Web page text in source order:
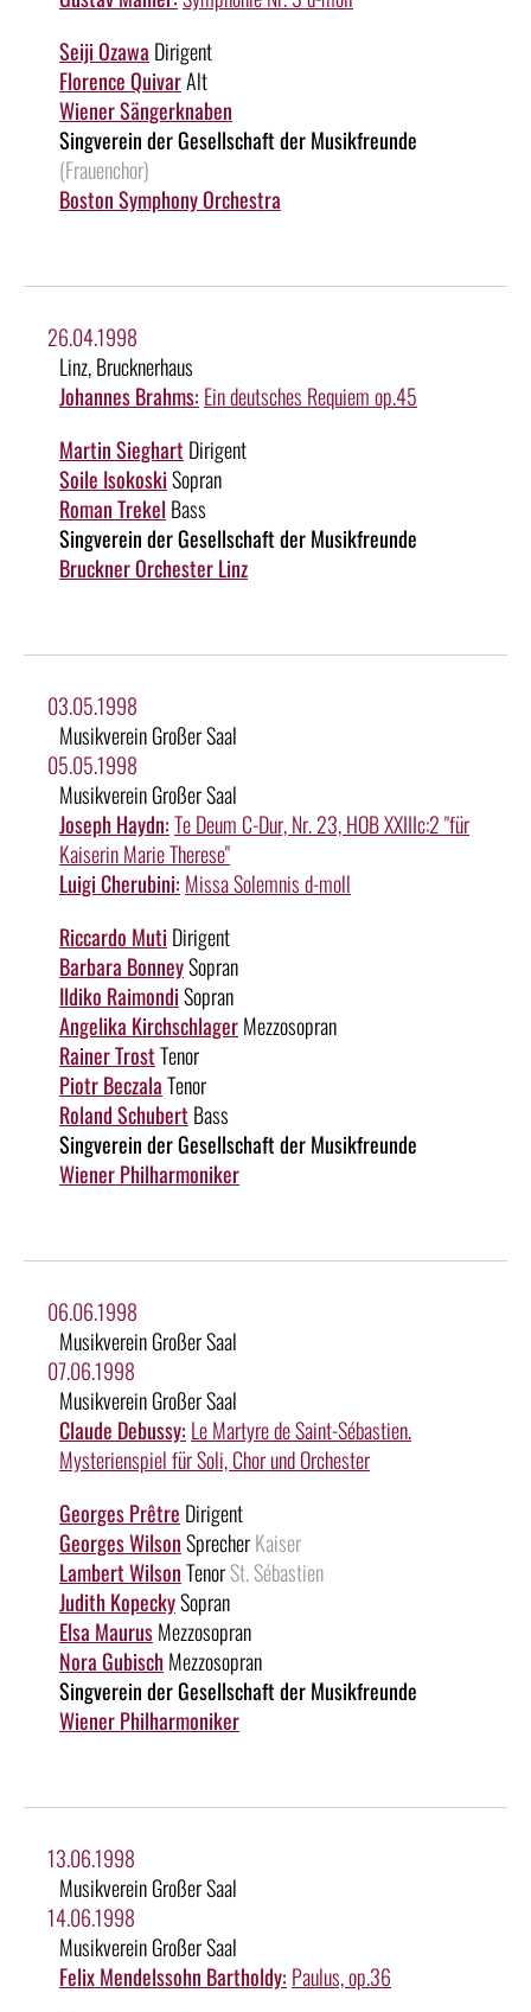
Seiji Ozawa Dirigent
Florence QuivarAlt
Wiener Sängerknaben
Singverein der Gesellschaft der Musikfreunde
(Frauenchor)
Boston Symphony Orchestra
26.04.1998
Linz, Brucknerhaus
Johannes Brahms: Ein deutsches Requiem op.45
Martin Sieghart Dirigent
Soile IsokoskiSopran
Roman Trekel Bass
Singverein der Gesellschaft der Musikfreunde
Bruckner Orchester Linz
03.05.1998
Musikverein Großer Saal
05.05.1998
Musikverein Großer Saal
Joseph Haydn:Te Deum C-Dur, Nr. 23, HOB XXIIIc:2 "für
Kaiserin Marie Therese"
Luigi Cherubini: Missa Solemnis d-moll
Riccardo Muti Dirigent
Barbara BonneySopran
Ildiko RaimondiSopran
Angelika KirchschlagerMezzosopran
Rainer TrostTenor
Piotr BeczalaTenor
Roland Schubert Bass
Singverein der Gesellschaft der Musikfreunde
Wiener Philharmoniker
06.06.1998
Musikverein Großer Saal
07.06.1998
Musikverein Großer Saal
Claude Debussy: Le Martyre de Saint-Sébastien.
Mysterienspiel für Soli, Chor und Orchester
Georges Prêtre Dirigent
Georges WilsonSprecherKaiser
Lambert WilsonTenorSt. Sébastien
Judith KopeckySopran
Elsa MaurusMezzosopran
Nora GubischMezzosopran
Singverein der Gesellschaft der Musikfreunde
Wiener Philharmoniker
13.06.1998
Musikverein Großer Saal
14.06.1998
Musikverein Großer Saal
Felix Mendelssohn Bartholdy: Paulus, op.36